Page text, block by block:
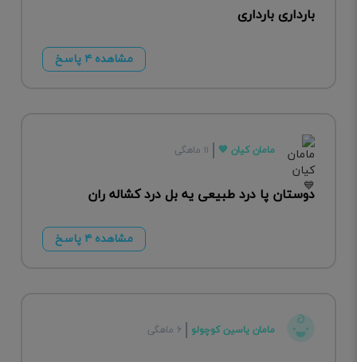
بارداری بارداری
مشاهده ۴ پاسخ
مامان کیان 💙 ۱۱ ماهگی
دوستان پا درد طبیعی یه بل درد کشاله ران
مشاهده ۴ پاسخ
مامان یاسین کوچولو ۶ ماهگی